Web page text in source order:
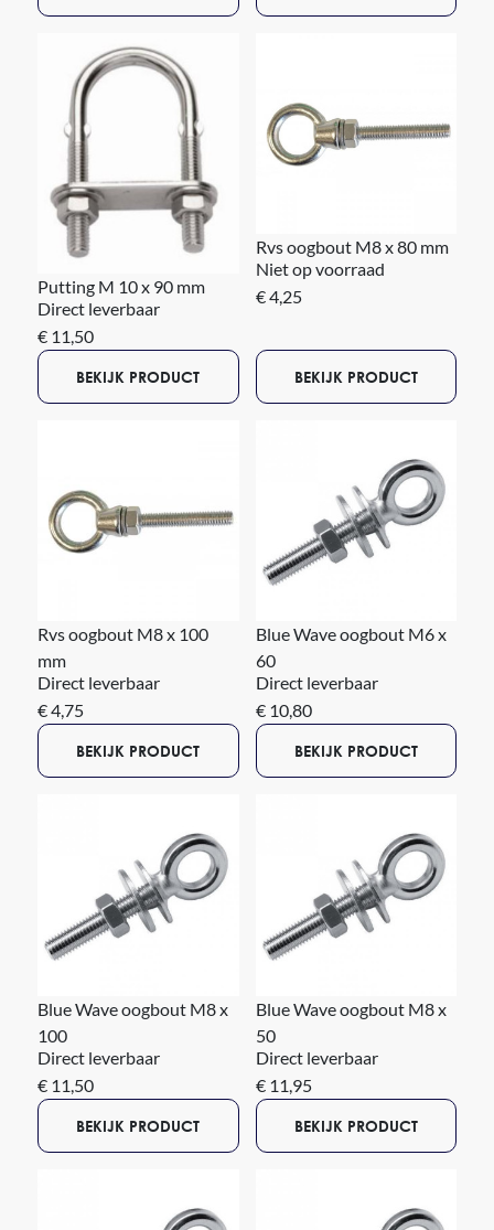
Putting M 10 x 90 mm
Direct leverbaar
€ 11,50
BEKIJK PRODUCT
Rvs oogbout M8 x 80 mm
Niet op voorraad
€ 4,25
BEKIJK PRODUCT
Rvs oogbout M8 x 100
mm
Direct leverbaar
€ 4,75
BEKIJK PRODUCT
Blue Wave oogbout M6 x
60
Direct leverbaar
€ 10,80
BEKIJK PRODUCT
Blue Wave oogbout M8 x
100
Direct leverbaar
€ 11,50
BEKIJK PRODUCT
Blue Wave oogbout M8 x
50
Direct leverbaar
€ 11,95
BEKIJK PRODUCT